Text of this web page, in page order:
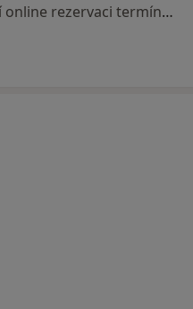
Tento specialista nenabízí online rezervaci termínu na této adrese.